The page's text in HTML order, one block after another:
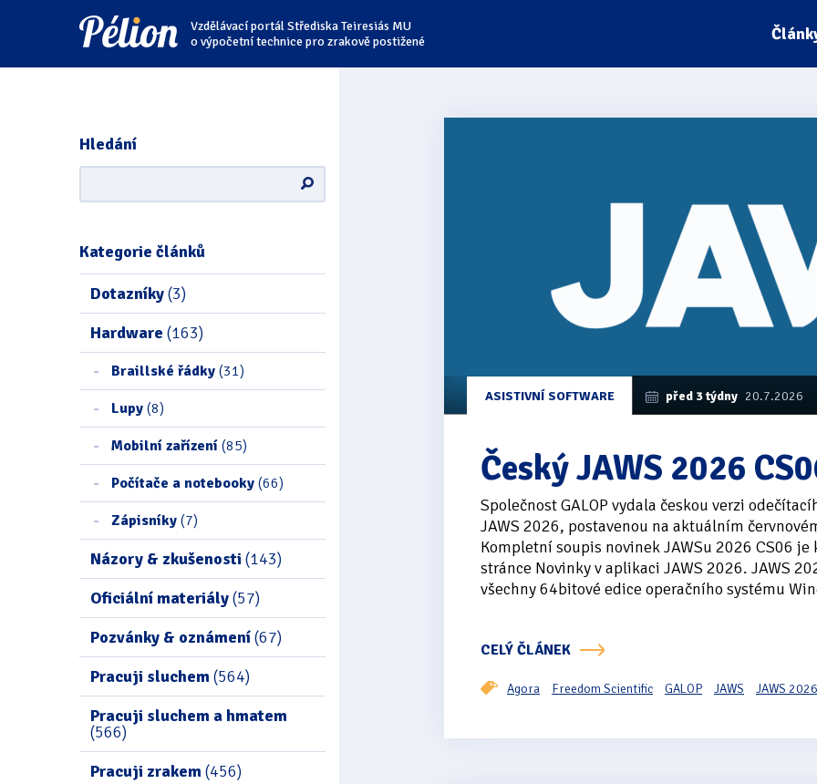
Přejít
na
štítky
Přejít
na
kategorie
Přejít
na
obsah
Vzdělávací portál Střediska Teiresiás MU
o výpočetní technice pro zrakově postižené
Hledání
Kategorie článků
Dotazníky(3)
Hardware (163)
Braillské řádky (31)
Lupy (8)
Mobilní zařízení (85)
Počítače a notebooky (66)
Zápisníky (7)
Názory & zkušenosti (143)
Oficiální materiály(57)
Pozvánky & oznámení(67)
Pracuji sluchem(564)
Pracuji sluchem a hmatem
(566)
Pracuji zrakem(456)
ASISTIVNÍ SOFTWARE před 3 týdny 20.7.2026
Český JAWS 2026
Společnost GALOP vydala českou verzi
JAWS 2026, postavenou na aktuálním
Kompletní soupis novinek JAWSu 2026 CS06 je
stránce Novinky v aplikaci JAWS 2026. JAWS
všechny 64bitové edice operačního systému
CELÝ ČLÁNEK
Agora Freedom Scientific GALOP JAWS JAWS 2026